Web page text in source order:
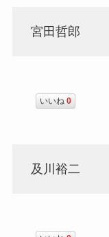
宮田哲郎
いいね 0
及川裕二